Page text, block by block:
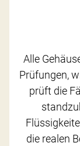
Alle
Prüfungen,
prüft die
die realen